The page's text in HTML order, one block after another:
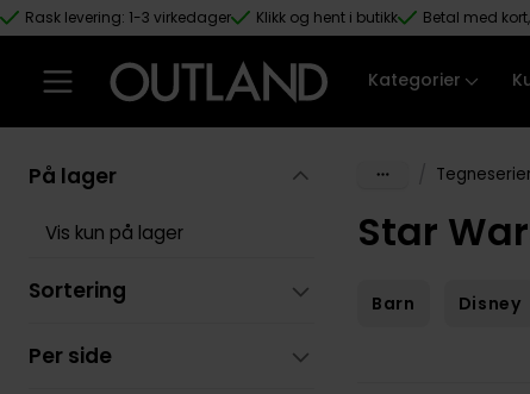
Hopp til hovedinnhold
Rask levering: 1-3 virkedager Klikk og hent i butikk Betal med
Kategorier
Star
Barn Disney
På lager
Vis kun på lager
Sortering
Per side